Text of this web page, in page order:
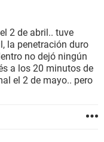
2 de abril.. tuve
la penetración duro
no dejó ningún
a los 20 minutos de
el 2 de mayo.. pero